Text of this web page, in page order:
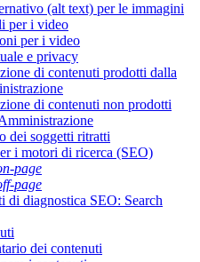
(alt text) per le immagini
per i video
per i video
e privacy
di contenuti prodotti dalla
di contenuti non prodotti
dei soggetti ritratti
i motori di ricerca (SEO)
page
page
di diagnostica SEO: Search
dei contenuti